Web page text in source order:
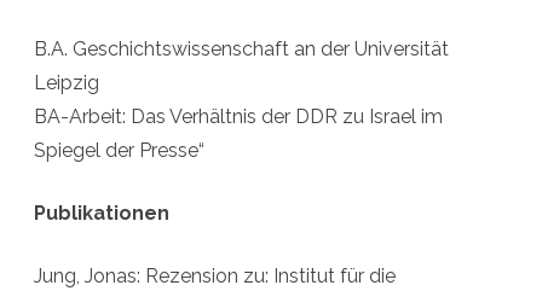
B.A. Geschichtswissenschaft an der Universität
Leipzig
BA-Arbeit: Das Verhältnis der DDR zu Israel im
Spiegel der Presse“
Publikationen
Jung, Jonas: Rezension zu: Institut für die